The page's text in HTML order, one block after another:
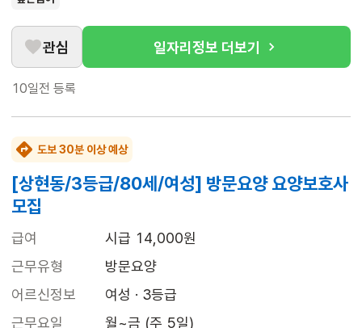
관심 일자리정보 더보기
10일전 등록
도보 30분 이상 예상
[상현동/3등급/80세/여성] 방문요양 요양보호사
모집
급여
시급 14,000원
근무유형
방문요양
어르신정보
여성 · 3등급
근무요일
월~금 (주 5일)